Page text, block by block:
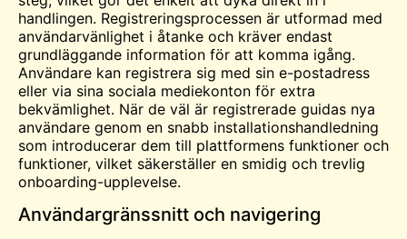
handlingen. Registreringsprocessen är utformad med
användarvänlighet i åtanke och kräver endast
grundläggande information för att komma igång.
Användare kan registrera sig med sin e-postadress
eller via sina sociala mediekonton för extra
bekvämlighet. När de väl är registrerade guidas nya
användare genom en snabb installationshandledning
som introducerar dem till plattformens funktioner och
funktioner, vilket säkerställer en smidig och trevlig
onboarding-upplevelse.
Användargränssnitt och navigering